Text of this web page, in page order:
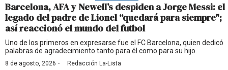
Barcelona, AFA y Newell’s despiden a Jorge Messi: el
legado del padre de Lionel “quedará para siempre";
así reaccionó el mundo del futbol
Uno de los primeros en expresarse fue el FC Barcelona, quien dedicó
palabras de agradecimiento tanto para él como para su hijo.
8 de agosto, 2026 · Redacción La-Lista